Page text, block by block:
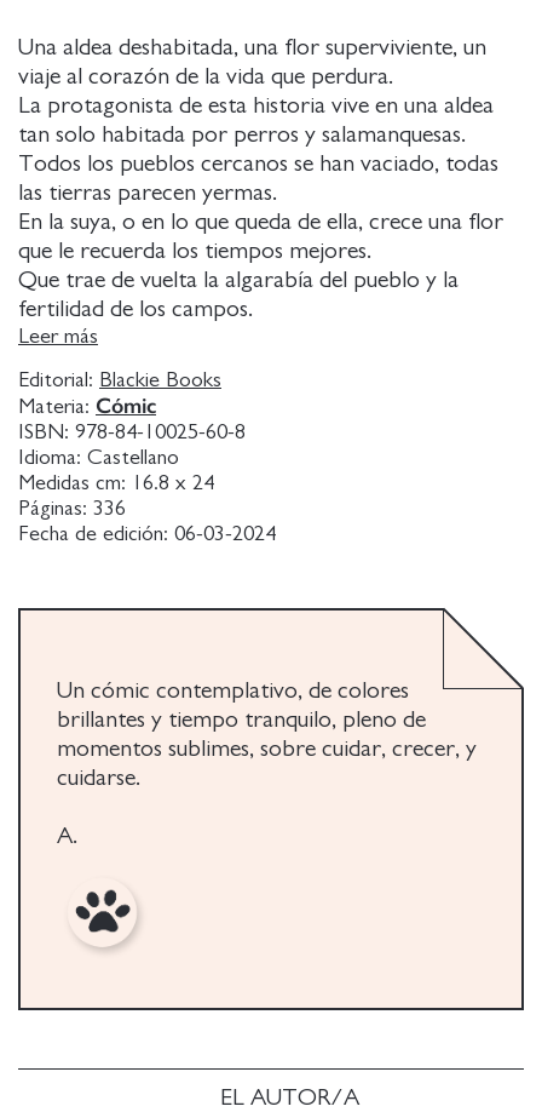
EL AUTOR/A
Una aldea deshabitada, una flor superviviente, un
viaje al corazón de la vida que perdura.
La protagonista de esta historia vive en una aldea
tan solo habitada por perros y salamanquesas.
Todos los pueblos cercanos se han vaciado, todas
las tierras parecen yermas.
En la suya, o en lo que queda de ella, crece una flor
que le recuerda los tiempos mejores.
Que trae de vuelta la algarabía del pueblo y la
fertilidad de los campos.
Mantener con vida a esa flor es lo único que desea.
Una visita inesperada le ayudará a emprender un
viaje de autoconocimiento en el que se
reencontrará con la vida que creía perdida y en el
que aprenderá a cultivar la flor de sus desvelos.
Para que ambas, pese a las lluvias y las ventiscas,
florezcan.
Leer más
Editorial: Blackie Books
Materia: Cómic
ISBN: 978-84-10025-60-8
Idioma: Castellano
Medidas cm:
16.8 x 24
Páginas: 336
Fecha de edición: 06-03-2024
Un cómic contemplativo, de colores
brillantes y tiempo tranquilo, pleno de
momentos sublimes, sobre cuidar, crecer, y
cuidarse.
A.